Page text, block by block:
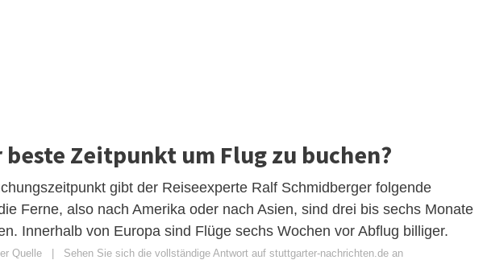
beste Zeitpunkt um Flug zu buchen?
gibt der Reiseexperte Ralf Schmidberger folgende
Ferne, also nach Amerika oder nach Asien, sind drei bis sechs Monate
Innerhalb von Europa sind Flüge sechs Wochen vor Abflug billiger.
Quelle Sehen Sie sich die vollständige Antwort auf stuttgarter-nachrichten.de an